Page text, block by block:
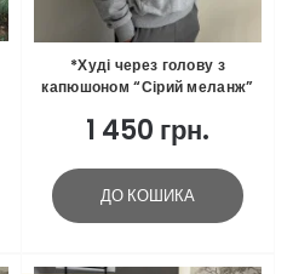
*Худі через голову з
капюшоном “Сірий меланж”
1 450 грн.
ДО КОШИКА